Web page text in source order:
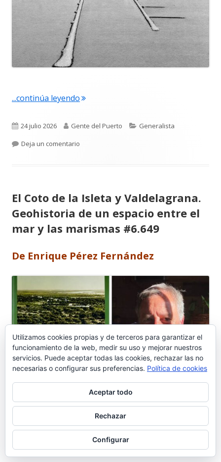
...continúa leyendo"En 1970, bendición de los
Publicado
el
24 julio 2026 Autor
Gente del Puerto Categorías
Generalista
Deja un comentario
El Coto de la Isleta y Valdelagrana.
Geohistoria de un espacio entre el
mar y las marismas #6.649
De Enrique Pérez Fernández
| Texto: José Antonio Ruiz Gil *
Utilizamos cookies propias y de terceros para garantizar el
funcionamiento de la web, medir su uso y mejorar nuestros
servicios. Puede aceptar todas las cookies, rechazar las no
necesarias o configurar sus preferencias. Política de cookies
Aceptar todo
Rechazar
Configurar